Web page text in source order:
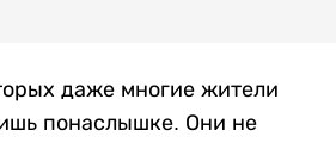
даже многие жители
понаслышке. Они не